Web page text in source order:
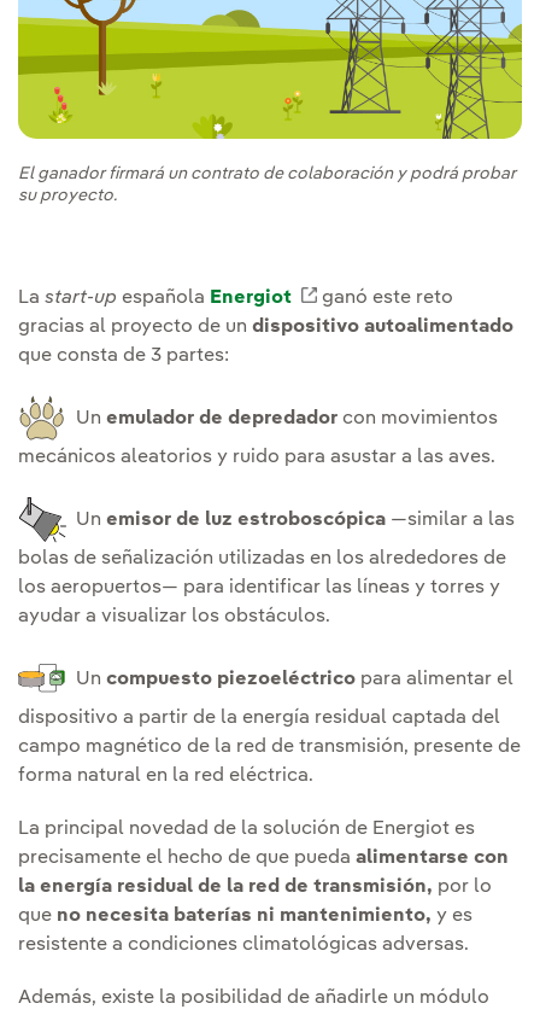
El ganador firmará un contrato de colaboración y podrá probar
su proyecto.
La start-up española Energiot Enlace externo, se
ganó este reto
gracias al proyecto de un dispositivo autoalimentado
que consta de 3 partes:
Un emulador de depredador con movimientos
mecánicos aleatorios y ruido para asustar a las aves.
Un emisor de luz estroboscópica —similar a las
bolas de señalización utilizadas en los alrededores de
los aeropuertos— para identificar las líneas y torres y
ayudar a visualizar los obstáculos.
Un compuesto piezoeléctrico para alimentar el
dispositivo a partir de la energía residual captada del
campo magnético de la red de transmisión, presente de
forma natural en la red eléctrica.
La principal novedad de la solución de Energiot es
precisamente el hecho de que pueda alimentarse con
la energía residual de la red de transmisión, por lo
que no necesita baterías ni mantenimiento, y es
resistente a condiciones climatológicas adversas.
Además, existe la posibilidad de añadirle un módulo